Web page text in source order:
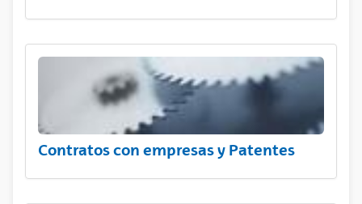
Contratos con empresas y Patentes